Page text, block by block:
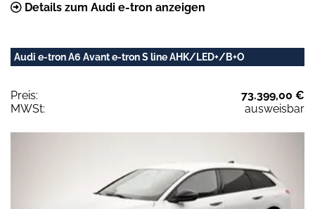
Details zum Audi e-tron anzeigen
Audi e-tron A6 Avant e-tron S line AHK/LED+/B+O
Preis:
73.399,00 €
MWSt:
ausweisbar